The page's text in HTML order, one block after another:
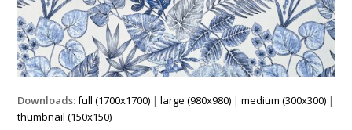
Downloads:full (1700x1700) |large (980x980) |medium (300x300) |
thumbnail (150x150)